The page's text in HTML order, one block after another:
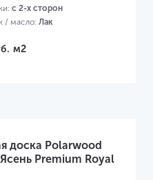
с 2-х сторон
/ масло: Лак
м2
доска Polarwood
Premium Royal